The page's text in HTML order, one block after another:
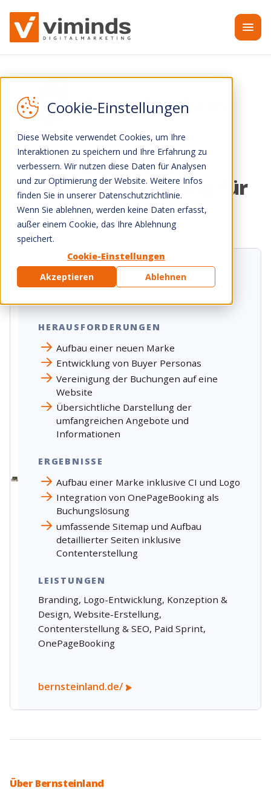
Diese Website verwendet Cookies, um Ihre
Interaktionen zu speichern und Ihre Erfahrung zu
verbessern. Wir nutzen diese Daten für Analysen
und zur Optimierung der Website. Weitere Infos
finden Sie in unserer Datenschutzrichtlinie.
Wenn Sie ablehnen, werden keine Daten erfasst,
außer einem Cookie, das Ihre Ablehnung
speichert.
Cookie-Einstellungen
Akzeptieren
Ablehnen
Website und
Markenentwicklung für
Bernsteinland
BRANCHE
HERAUSFORDERUNGEN
Aufbau einer neuen Marke
Entwicklung von Buyer Personas
Vereinigung der Buchungen auf eine
Website
Übersichtliche Darstellung der
umfangreichen Angebote und
Informationen
ERGEBNISSE
Aufbau einer Marke inklusive CI und Logo
Integration von OnePageBooking als
Buchungslösung
umfassende Sitemap und Aufbau
detaillierter Seiten inklusive
Contenterstellung
LEISTUNGEN
Branding, Logo-Entwicklung, Konzeption &
Design, Website-Erstellung,
Contenterstellung & SEO, Paid Sprint,
OnePageBooking
bernsteinland.de/
Über Bernsteinland